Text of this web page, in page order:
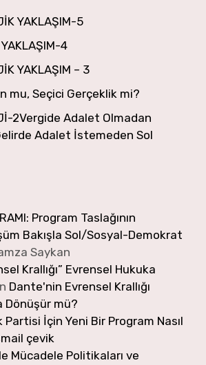
YAKLAŞIM-5
4
YAKLAŞIM – 3
mu, Seçici Gerçeklik mi?
2Vergide Adalet Olmadan
Adalet İstemeden Sol
Program Taslağının
Bakışla Sol/Sosyal-Demokrat
Saykan
Krallığı” Evrensel Hukuka
Dante'nin Evrensel Krallığı
Dönüşür mü?
İçin Yeni Bir Program Nasıl
çevik
Mücadele Politikaları ve